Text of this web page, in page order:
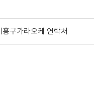
구가라오케 연락처